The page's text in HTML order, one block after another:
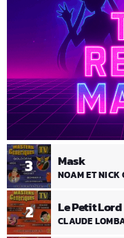
2 Le Petit Lord
CLAUDE
3 Mask
NOAM ET NICK